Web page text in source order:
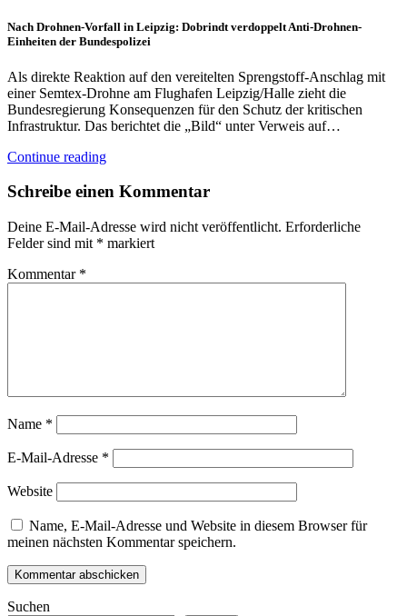
Nach Drohnen-Vorfall in Leipzig: Dobrindt verdoppelt Anti-Drohnen-
Einheiten der Bundespolizei
Als direkte Reaktion auf den vereitelten Sprengstoff-Anschlag mit
einer Semtex-Drohne am Flughafen Leipzig/Halle zieht die
Bundesregierung Konsequenzen für den Schutz der kritischen
Infrastruktur. Das berichtet die „Bild“ unter Verweis auf…
Continue reading
Schreibe einen Kommentar
Deine E-Mail-Adresse wird nicht veröffentlicht. Erforderliche
Felder sind mit * markiert
Kommentar *
Name *
E-Mail-Adresse *
Website
Name, E-Mail-Adresse und Website in diesem Browser für
meinen nächsten Kommentar speichern.
Suchen